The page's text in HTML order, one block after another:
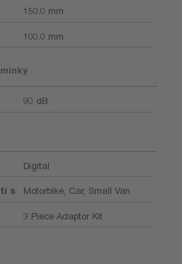
150.0 mm
100.0 mm
90 dB
Digital
s Motorbike, Car, Small Van
3 Piece Adaptor Kit